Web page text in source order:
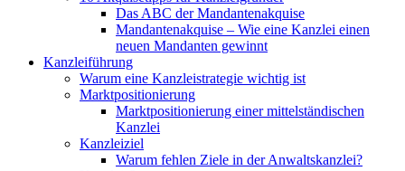
Das ABC der Mandantenakquise
Mandantenakquise – Wie eine Kanzlei einen
neuen Mandanten gewinnt
Kanzleiführung
Warum eine Kanzleistrategie wichtig ist
Marktpositionierung
Marktpositionierung einer mittelständischen
Kanzlei
Kanzleiziel
Warum fehlen Ziele in der Anwaltskanzlei?